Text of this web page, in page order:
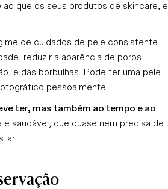
que os seus produtos de skincare, e
de cuidados de pele consistente
reduzir a aparência de poros
e das borbulhas. Pode ter uma pele
pessoalmente.
ter, mas também ao tempo e ao
e saudável, que quase nem precisa de